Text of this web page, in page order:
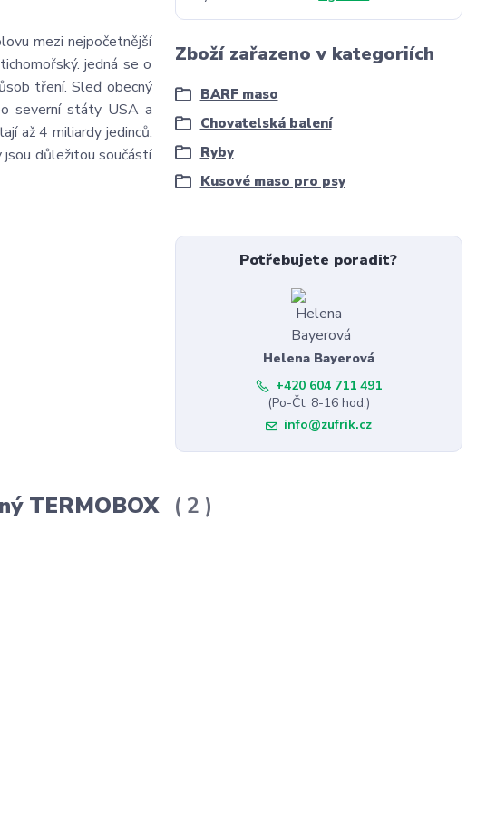
mezi nejpočetnější
jedná se o
tření. Sleď obecný
severní státy USA a
až 4 miliardy jedinců.
jsou důležitou součástí
Zboží zařazeno v kategoriích
BARF maso
Chovatelská balení
Ryby
Kusové maso pro psy
Potřebujete poradit?
Helena Bayerová
+420 604 711 491
(Po-Čt, 8-16 hod.)
info@zufrik.cz
TERMOBOX 2